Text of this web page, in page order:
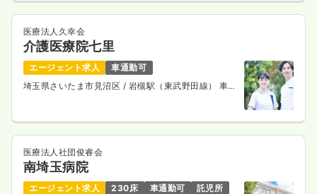
給与 29.5万円/月 賞与2回
※一例
時間 8:30～17:30
4週8休以上
ブランク可 月給29万円以上可
気になる 詳細を見る
日勤のみ（パート） 一時募集休止
医療法人久幸会
介護医療院七里
エージェント求人
車通勤可
埼玉県さいたま市見沼区 / 岩槻駅（東武野田線） 車12
医療法人社団俊睿会
南埼玉病院
エージェント求人 230床 車通勤可
託児所